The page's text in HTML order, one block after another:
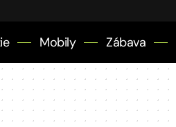
Mobily Zábava